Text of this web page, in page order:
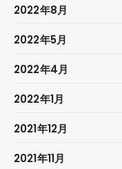
2022年8月
2022年5月
2022年4月
2022年1月
2021年12月
2021年11月